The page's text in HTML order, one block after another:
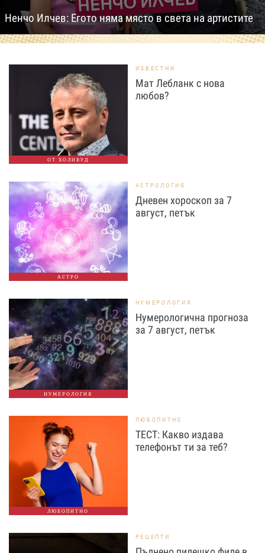
Ненчо Илчев: Егото няма място в света на артистите
ОТ ХОЛИВУД
ИЗВЕСТНИ
Мат Лебланк с нова
любов?
АСТРО
АСТРОЛОГИЯ
Дневен хороскоп за 7
август, петък
НУМЕРОЛОГИЯ
НУМЕРОЛОГИЯ
Нумерологична прогноза
за 7 август, петък
ЛЮБОПИТНО
ЛЮБОПИТНО
ТЕСТ: Какво издава
телефонът ти за теб?
РЕЦЕПТИ